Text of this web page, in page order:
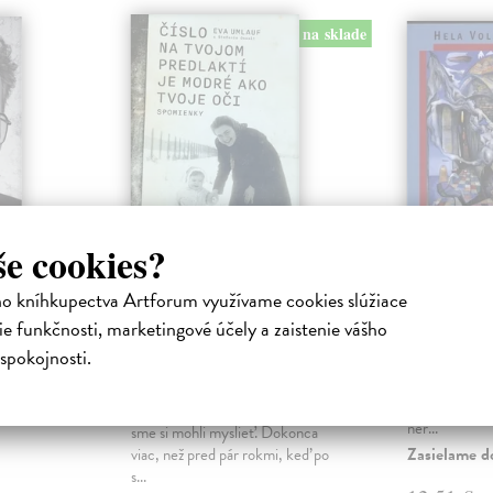
cookies?
kníhkupectva Artforum využívame cookies slúžiace
funkčnosti, marketingové účely a zaistenie vášho
a
väzňa,
na sklade
Číslo na tvojom
predlaktí je modré
ako tvoje oči
sme si mohli myslieť. Dokonca
viac, než pred pár rokmi, keď po
s...
Ako na
svadbe
Sugestívny
príbeh
ner...
Zasielame